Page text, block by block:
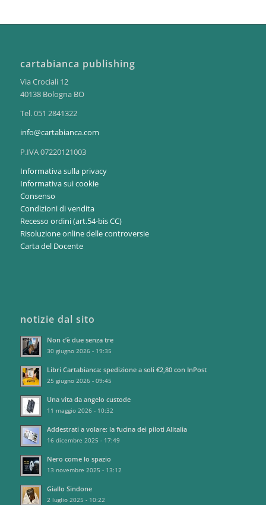
cartabianca publishing
Via Crociali 12
40138 Bologna BO
Tel. 051 2841322
info@cartabianca.com
P.IVA 07220121003
Informativa sulla privacy
Informativa sui cookie
Consenso
Condizioni di vendita
Recesso ordini (art.54-bis CC)
Risoluzione online delle controversie
Carta del Docente
notizie dal sito
Non c’è due senza tre
30 giugno 2026 - 19:35
Libri Cartabianca: spedizione a soli €2,80 con InPost
25 giugno 2026 - 09:45
Una vita da angelo custode
11 maggio 2026 - 10:32
Addestrati a volare: la fucina dei piloti Alitalia
16 dicembre 2025 - 17:49
Nero come lo spazio
13 novembre 2025 - 13:12
Giallo Sindone
2 luglio 2025 - 10:22